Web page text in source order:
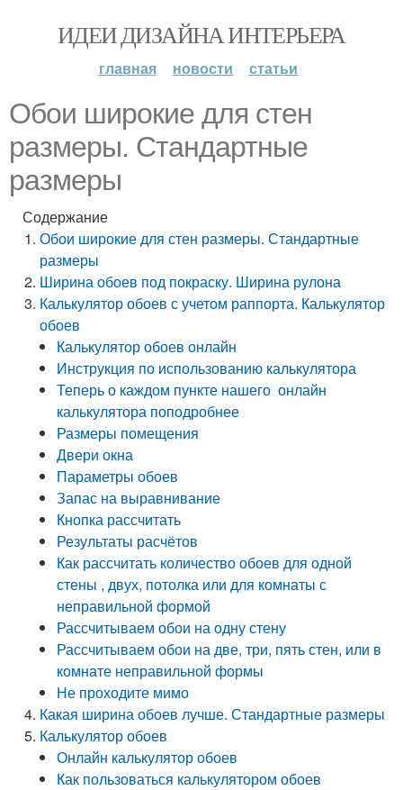
ИДЕИ ДИЗАЙНА ИНТЕРЬЕРА
главная новости статьи
Обои широкие для стен
размеры. Стандартные
размеры
Содержание
Обои широкие для стен размеры. Стандартные
размеры
Ширина обоев под покраску. Ширина рулона
Калькулятор обоев с учетом раппорта. Калькулятор
обоев
Калькулятор обоев онлайн
Инструкция по использованию калькулятора
Теперь о каждом пункте нашего онлайн
калькулятора поподробнее
Размеры помещения
Двери окна
Параметры обоев
Запас на выравнивание
Кнопка рассчитать
Результаты расчётов
Как рассчитать количество обоев для одной
стены , двух, потолка или для комнаты с
неправильной формой
Рассчитываем обои на одну стену
Рассчитываем обои на две, три, пять стен, или в
комнате неправильной формы
Не проходите мимо
Какая ширина обоев лучше. Стандартные размеры
Калькулятор обоев
Онлайн калькулятор обоев
Как пользоваться калькулятором обоев